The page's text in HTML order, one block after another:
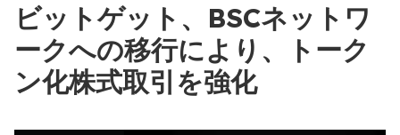
ビットゲット、BSCネットワ
ークへの移行により、トーク
ン化株式取引を強化